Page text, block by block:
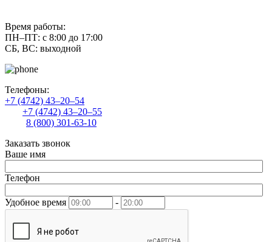
Время работы:
ПН–ПТ: с 8:00 до 17:00
СБ, ВС: выходной
Телефоны:
+7 (4742) 43–20–54
+7 (4742) 43–20–55
8 (800) 301-63-10
Заказать звонок
Ваше имя
Телефон
Удобное время -